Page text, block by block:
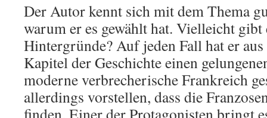
Der Autor kennt sich mit dem Thema
warum er es gewählt hat. Vielleicht
Hintergründe? Auf jeden Fall hat er
Kapitel der Geschichte einen
moderne verbrecherische Frankreich
allerdings vorstellen, dass die
finden. Einer der Protagonisten bringt